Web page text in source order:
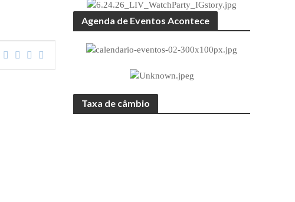
Agenda de Eventos Acontece
Taxa de câmbio